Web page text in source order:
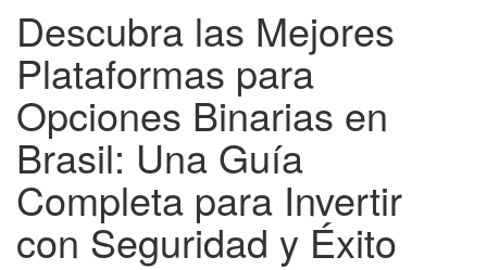
Descubra las Mejores
Plataformas para
Opciones Binarias en
Brasil: Una Guía
Completa para Invertir
con Seguridad y Éxito